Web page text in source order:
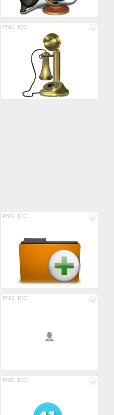
PNG ICO
PNG ICO
PNG ICO
PNG ICO